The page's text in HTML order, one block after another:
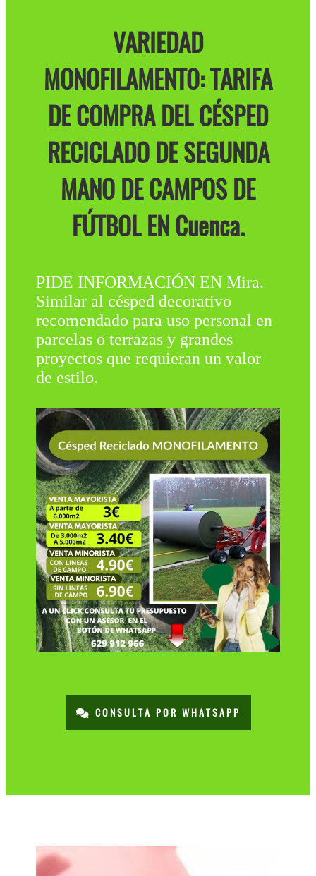
VARIEDAD
MONOFILAMENTO: TARIFA
DE COMPRA DEL CÉSPED
RECICLADO DE SEGUNDA
MANO DE CAMPOS DE
FÚTBOL EN Cuenca.
PIDE INFORMACIÓN EN Mira.
Similar al césped decorativo
recomendado para uso personal en
parcelas o terrazas y grandes
proyectos que requieran un valor
de estilo.
CONSULTA POR WHATSAPP